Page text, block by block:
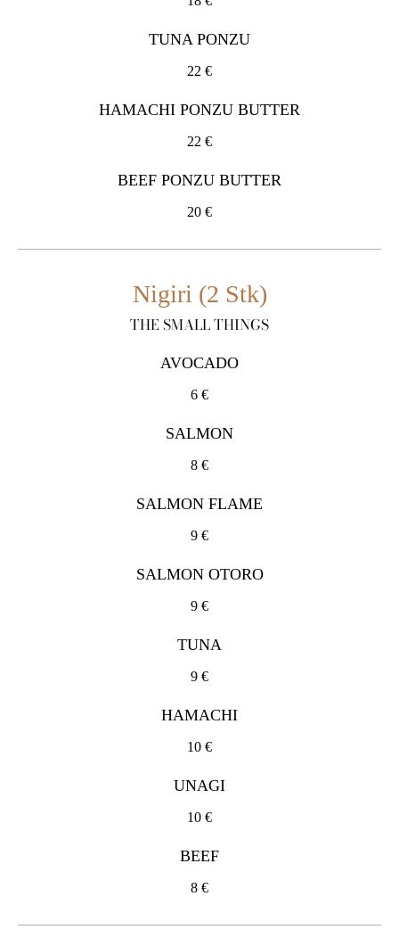
TUNA PONZU
22 €
HAMACHI PONZU BUTTER
22 €
BEEF PONZU BUTTER
20 €
Nigiri (2 Stk)
THE SMALL THINGS
AVOCADO
6 €
SALMON
8 €
SALMON FLAME
9 €
SALMON OTORO
9 €
TUNA
9 €
HAMACHI
10 €
UNAGI
10 €
BEEF
8 €